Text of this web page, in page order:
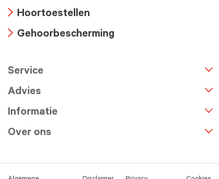
icon
icon
Hoortoestellen
Gehoorbescherming
Service
Advies
Informatie
Over ons